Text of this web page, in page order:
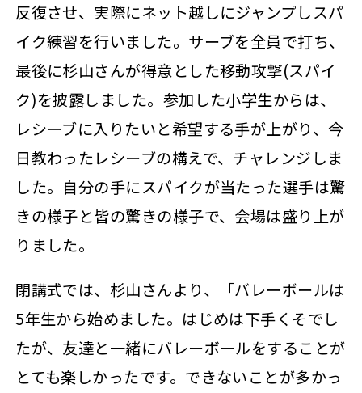
反復させ、実際にネット越しにジャンプしスパ
イク練習を行いました。サーブを全員で打ち、
最後に杉山さんが得意とした移動攻撃(スパイ
ク)を披露しました。参加した小学生からは、
レシーブに入りたいと希望する手が上がり、今
日教わったレシーブの構えで、チャレンジしま
した。自分の手にスパイクが当たった選手は驚
きの様子と皆の驚きの様子で、会場は盛り上が
りました。
閉講式では、杉山さんより、「バレーボールは
5年生から始めました。はじめは下手くそでし
たが、友達と一緒にバレーボールをすることが
とても楽しかったです。できないことが多かっ